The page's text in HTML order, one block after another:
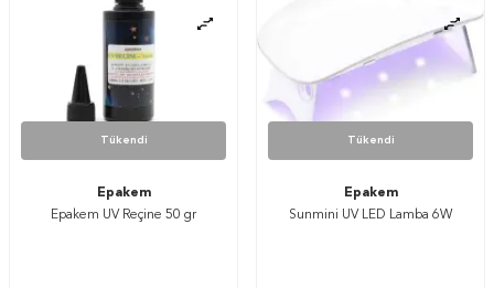
Tükendi
Epakem
Epakem UV Reçine 50 gr
Tükendi
Epakem
Sunmini UV LED Lamba 6W